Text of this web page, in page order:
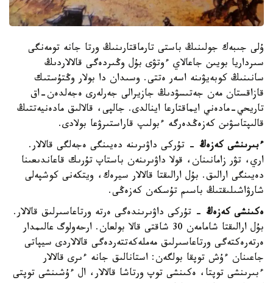
ۇلى جىبەك جولىنىڭ باستى تارماقتارىنىڭ ورتا جانە تومەنگى
سىرداريا بويىن جاعالاي ءوتۋى بۇل وڭىردەگى قالالاردىڭ
سانىنىڭ كوبەيۋىنە اسەر ەتتى. وسىدان دا بولار وڭتۇستىك
قازاقستان مەن جەتىسۋدىڭ جازيرالى جەرلەرى ەجەلدەن-اق
تاريحي-مادەني ايماقتارعا اينالدى. جالپى، قالالىق مادەنيەتتىڭ
قالىپتاسۋىن كەزەڭدەرگە ءبولىپ قاراستىرۋعا بولادى.
ءبىرىنشى كەزەڭ - تۇركى داۋىرىنە دەيىنگى ەجەلگى قالالار.
اري، تۋر زامانىنان، قولا داۋىرىنەن باستاپ تۇرىك قاعاندىعىنا
دەيىنگى ارالىق. بۇل ارالىقتا قالالار سيرەك، ويتكەنى كوشپەلى
شارۋاشىلىقتىڭ باسىم تۇسكەن كەزەڭى.
ەكىنشى كەزەڭ - تۇركى داۋىرىندەگى ەرتە ورتاعاسىرلىق قالالار.
بۇل ارالىقتا شامامەن 30 شاقتى قالا بولعان. ارحەولوگ عالىمدار
ەرتەرەكتەگى ورتاعاسىرلىق مەملەكەتتەردەگى قالالاردى سيپاتى
جاعىنان ءۇش توپقا بولگەن: استانالىق جانە ءىرى قالالار
ءبىرىنشى توپتا، ەكىنشى توپ ورتاشا قالالار، ال ءۇشىنشى توپتى